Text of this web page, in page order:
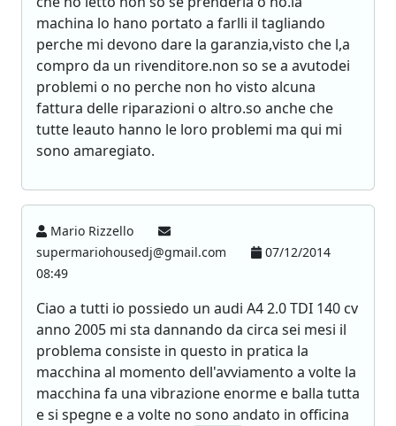
machina lo hano portato a farlli il tagliando
perche mi devono dare la garanzia,visto che l,a
compro da un rivenditore.non so se a avutodei
problemi o no perche non ho visto alcuna
fattura delle riparazioni o altro.so anche che
tutte leauto hanno le loro problemi ma qui mi
sono amaregiato.
Mario Rizzello
supermariohousedj@gmail.com
07/12/2014
08:49
Ciao a tutti io possiedo un audi A4 2.0 TDI 140 cv
anno 2005 mi sta dannando da circa sei mesi il
problema consiste in questo in pratica la
macchina al momento dell'avviamento a volte la
macchina fa una vibrazione enorme e balla tutta
e si spegne e a volte no sono andato in officina